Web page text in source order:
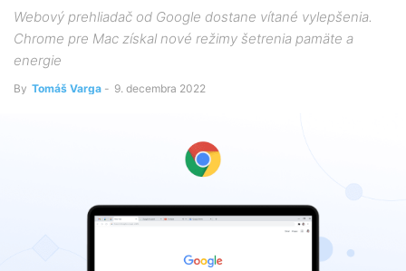
Webový prehliadač od Google dostane vítané vylepšenia.
Chrome pre Mac získal nové režimy šetrenia pamäte a
energie
By Tomáš Varga - 9. decembra 2022